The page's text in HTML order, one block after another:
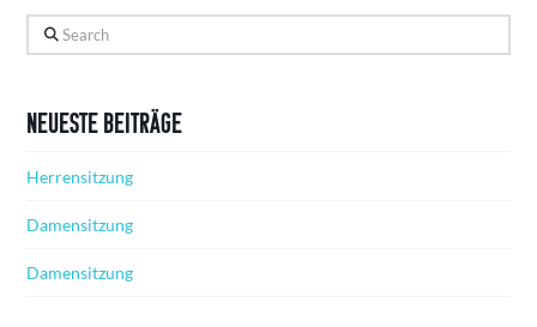
Search
Neueste Beiträge
Herrensitzung
Damensitzung
Damensitzung